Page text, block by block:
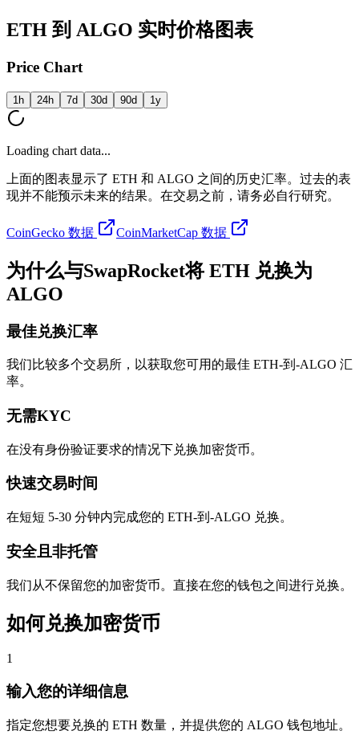
ETH 到 ALGO 实时价格图表
Price Chart
1h 24h 7d 30d 90d 1y
Loading chart data...
上面的图表显示了 ETH 和 ALGO 之间的历史汇率。过去的表
现并不能预示未来的结果。在交易之前，请务必自行研究。
CoinGecko 数据 CoinMarketCap 数据
为什么与SwapRocket将 ETH 兑换为
ALGO
最佳兑换汇率
我们比较多个交易所，以获取您可用的最佳 ETH-到-ALGO 汇
率。
无需KYC
在没有身份验证要求的情况下兑换加密货币。
快速交易时间
在短短 5-30 分钟内完成您的 ETH-到-ALGO 兑换。
安全且非托管
我们从不保留您的加密货币。直接在您的钱包之间进行兑换。
如何兑换加密货币
1
输入您的详细信息
指定您想要兑换的 ETH 数量，并提供您的 ALGO 钱包地址。